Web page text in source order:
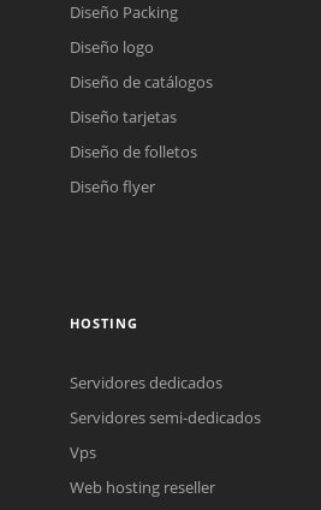
Reunión online
Diseño Packing
Diseño logo
Diseño de catálogos
Diseño tarjetas
Diseño de folletos
Diseño flyer
HOSTING
Servidores dedicados
Servidores semi-dedicados
Vps
Web hosting reseller